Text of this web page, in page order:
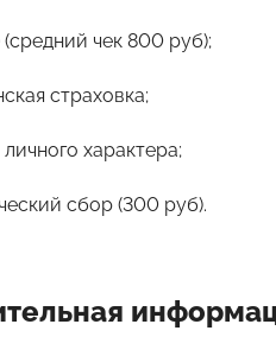
чек 800 руб);
страховка;
характера;
сбор (300 руб).